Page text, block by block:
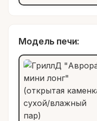
Модель печи: